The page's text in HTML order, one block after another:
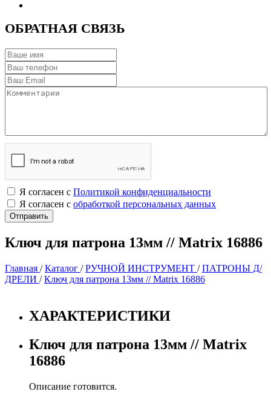
ОБРАТНАЯ СВЯЗЬ
Я согласен с Политикой конфиденциальности
Я согласен с обработкой персональных данных
Ключ для патрона 13мм // Matrix 16886
Главная /Каталог /РУЧНОЙ ИНСТРУМЕНТ /ПАТРОНЫ Д/
ДРЕЛИ /Ключ для патрона 13мм // Matrix 16886
ХАРАКТЕРИСТИКИ
Ключ для патрона 13мм // Matrix
16886
Описание готовится.